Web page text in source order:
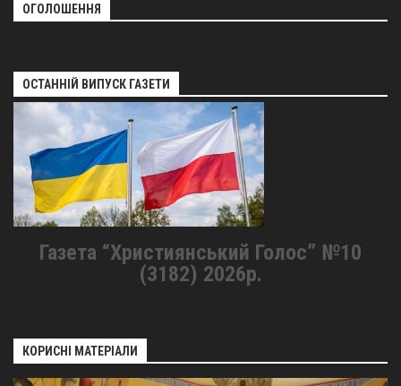
ОГОЛОШЕННЯ
ОСТАННІЙ ВИПУСК ГАЗЕТИ
Газета “Християнський Голос” №10
(3182) 2026р.
КОРИСНІ МАТЕРІАЛИ